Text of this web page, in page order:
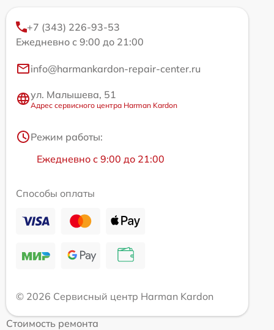
+7 (343) 226-93-53
Ежедневно с 9:00 до 21:00
info@harmankardon-repair-center.ru
ул. Малышева, 51
Адрес сервисного центра Harman Kardon
Режим работы:
Ежедневно с 9:00 до 21:00
Способы оплаты
© 2026 Сервисный центр Harman Kardon
Стоимость ремонта